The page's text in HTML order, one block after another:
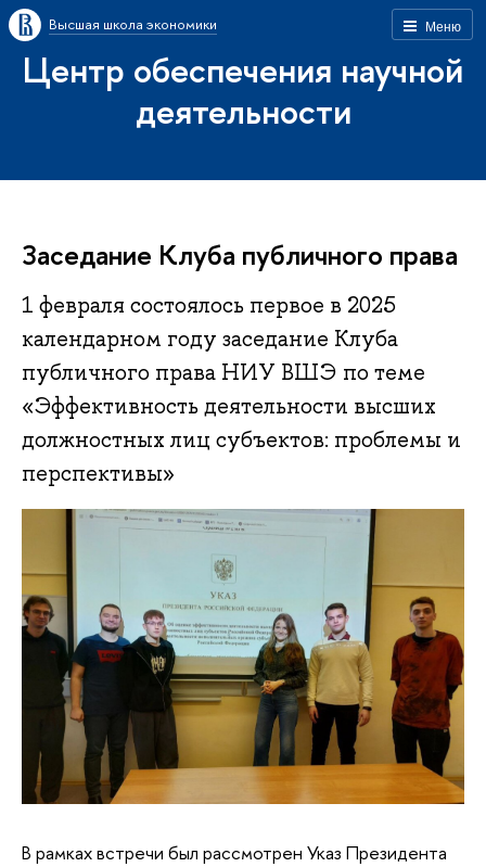
Меню
Высшая школа экономики
Центр обеспечения научной
деятельности
Заседание Клуба публичного права
1 февраля состоялось первое в 2025
календарном году заседание Клуба
публичного права НИУ ВШЭ по теме
«Эффективность деятельности высших
должностных лиц субъектов: проблемы и
перспективы»
В рамках встречи был рассмотрен Указ Президента